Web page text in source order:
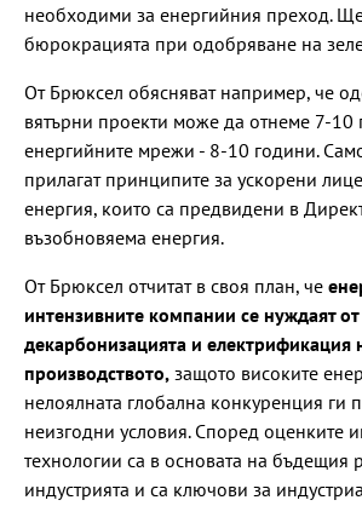
необходими за енергийния преход.
бюрокрацията при одобряване на
От Брюксел обясняват например, че
вятърни проекти може да отнеме 7-10
енергийните мрежи - 8-10 години.
прилагат принципите за ускорени
енергия, които са предвидени в
възобновяема енергия.
От Брюксел отчитат в своя план, че
интензивните компании се нуждаят
декарбонизацията и електрификация
производството, защото високите
нелоялната глобална конкуренция ги
неизгодни условия. Според оценките
технологии са в основата на бъдещия
индустрията и са ключови за